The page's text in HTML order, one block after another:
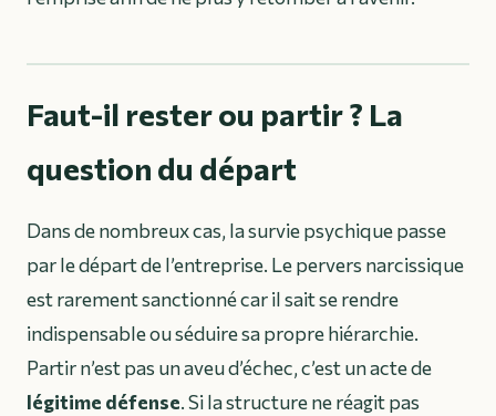
Faut-il rester ou partir ? La
question du départ
Dans de nombreux cas, la survie psychique passe
par le départ de l’entreprise. Le pervers narcissique
est rarement sanctionné car il sait se rendre
indispensable ou séduire sa propre hiérarchie.
Partir n’est pas un aveu d’échec, c’est un acte de
légitime défense. Si la structure ne réagit pas